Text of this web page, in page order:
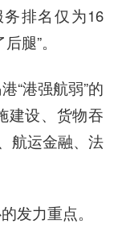
排名仅为16
腿”。
“港强航弱”的
设、货物吞
航运金融、法
发力重点。